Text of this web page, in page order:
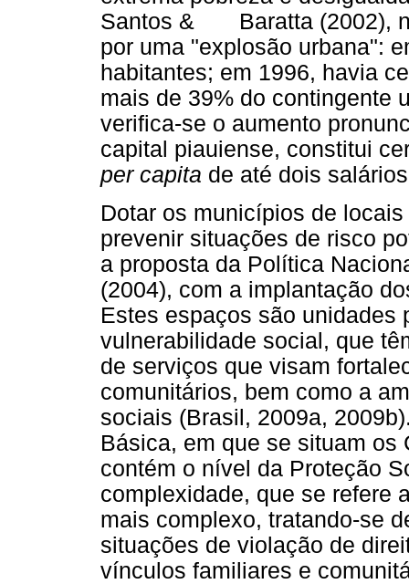
Santos & Baratta (2002),
por uma "explosão urbana":
habitantes; em 1996, havia
mais de 39% do contingente
verifica-se o aumento
capital piauiense, constitui
per capita de até dois
Dotar os municípios de
prevenir situações de risco
a proposta da Política
(2004), com a implantação
Estes espaços são unidades
vulnerabilidade social, que
de serviços que visam
comunitários, bem como a
sociais (Brasil, 2009a,
Básica, em que se situam
contém o nível da Proteção
complexidade, que se refere
mais complexo, tratando-se
situações de violação de
vínculos familiares e